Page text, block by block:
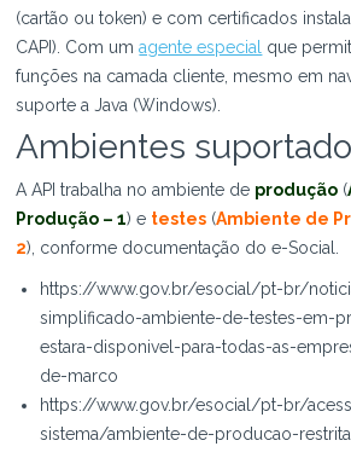
(cartão ou token) e com certificados
CAPI). Com umagente especial
que
funções na camada cliente, mesmo em
suporte a Java (Windows).
Ambientes
A API trabalha no ambiente de produção (
Produção – 1) e testes (Ambiente de
2), conforme documentação do e-Social.
https://www.gov.br/esocial/pt-br/
simplificado-ambiente-de-testes-em-
estara-disponivel-para-todas-as-
de-marco
https://www.gov.br/esocial/pt-br/
sistema/ambiente-de-producao-restrita